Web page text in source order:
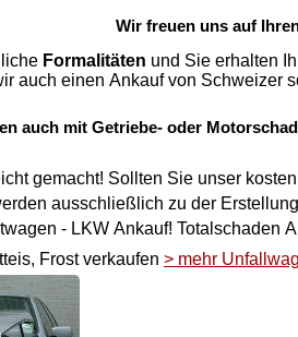
Wir freuen uns auf
Formalitäten und Sie erhalten
auch mit Getriebe- oder
gemacht! Sollten Sie unser
ausschließlich zu der
- LKW Ankauf ! Totalschaden
Frost verkaufen > mehr